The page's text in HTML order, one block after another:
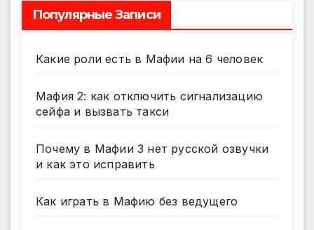
Популярные Записи
Какие роли есть в Мафии на 6 человек
Мафия 2: как отключить сигнализацию
сейфа и вызвать такси
Почему в Мафии 3 нет русской озвучки
и как это исправить
Как играть в Мафию без ведущего